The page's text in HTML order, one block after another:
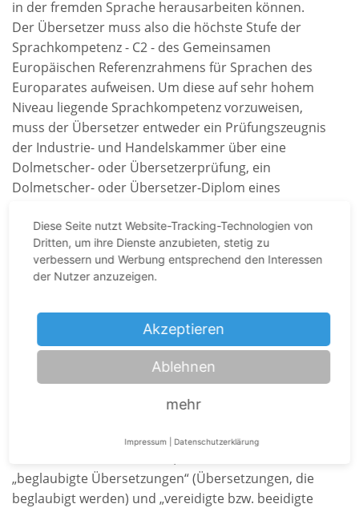
in der fremden Sprache herausarbeiten können.
Der Übersetzer muss also die höchste Stufe der
Sprachkompetenz - C2 - des Gemeinsamen
Europäischen Referenzrahmens für Sprachen des
Europarates aufweisen. Um diese auf sehr hohem
Niveau liegende Sprachkompetenz vorzuweisen,
muss der Übersetzer entweder ein Prüfungszeugnis
der Industrie- und Handelskammer über eine
Dolmetscher- oder Übersetzerprüfung, ein
Dolmetscher- oder Übersetzer-Diplom eines
ein Abschlusszeugnis über den erfolgreichen
Besuch einer staatlich anerkannten Sprachschule
vorlegen.
Verbreitete Missverständnisse
Viele Menschen verwechseln die Ausdrücke, die bei
uns üblich sind. So gibt es keine „beeidigten
„begläubigten Übersetzungen“ oder „beglaubigten
„beglaubigte Übersetzungen“ (Übersetzungen, die
beglaubigt werden) und „vereidigte bzw. beeidigte
Diese Seite nutzt Website-Tracking-Technologien von
Dritten, um ihre Dienste anzubieten, stetig zu
verbessern und Werbung entsprechend den Interessen
der Nutzer anzuzeigen.
Akzeptieren
Ablehnen
mehr
Impressum Datenschutzerklärung